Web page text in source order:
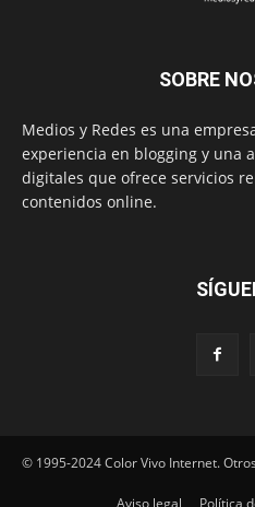
SOBRE
Medios y Redes es una
experiencia en blogging y una
digitales que ofrece servicios
contenidos online.
© 1995-2024 Color Vivo Internet.
Aviso legal Política